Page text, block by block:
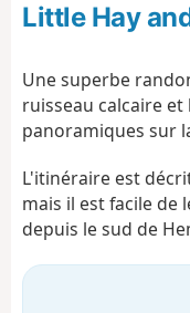
Little Hay
Une superbe
ruisseau calcaire et
panoramiques sur
L'itinéraire est
mais il est facile de
depuis le sud de